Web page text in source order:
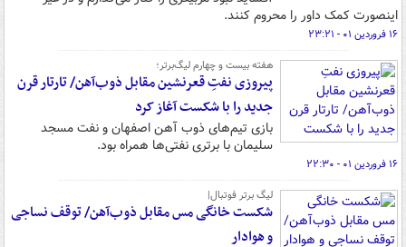
اینصورت کمک داور را محروم کنند.
۱۶ فروردین ۰۱ - ۲۳:۲۱
هفته بیست و چهارم لیگ‌برتر؛
پیروزی نفتِ قعرنشین مقابل ذوب‌آهن/ تارتار قرن
جدید را با شکست آغاز کرد
بازی تیم‌های ذوب آهن اصفهان و نفت مسجد
سلیمان با برتری نفتی‌ها همراه بود.
۱۶ فروردین ۰۱ - ۲۲:۳۰
لیگ برتر فوتبال|
شکست خانگی مس مقابل ذوب‌آهن/ توقف نساجی
و هوادار